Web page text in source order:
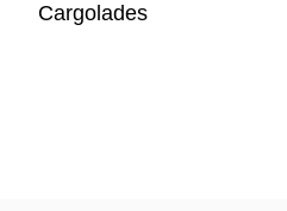
Cargolades